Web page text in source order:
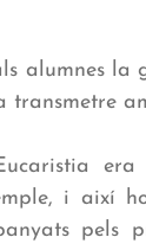
alumnes la
i així
pels